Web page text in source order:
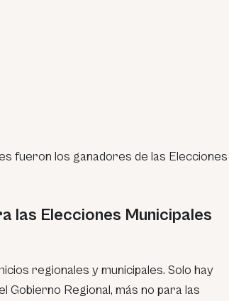
fueron los ganadores de las Elecciones
las Elecciones Municipales
regionales y municipales. Solo hay
Gobierno Regional, más no para las